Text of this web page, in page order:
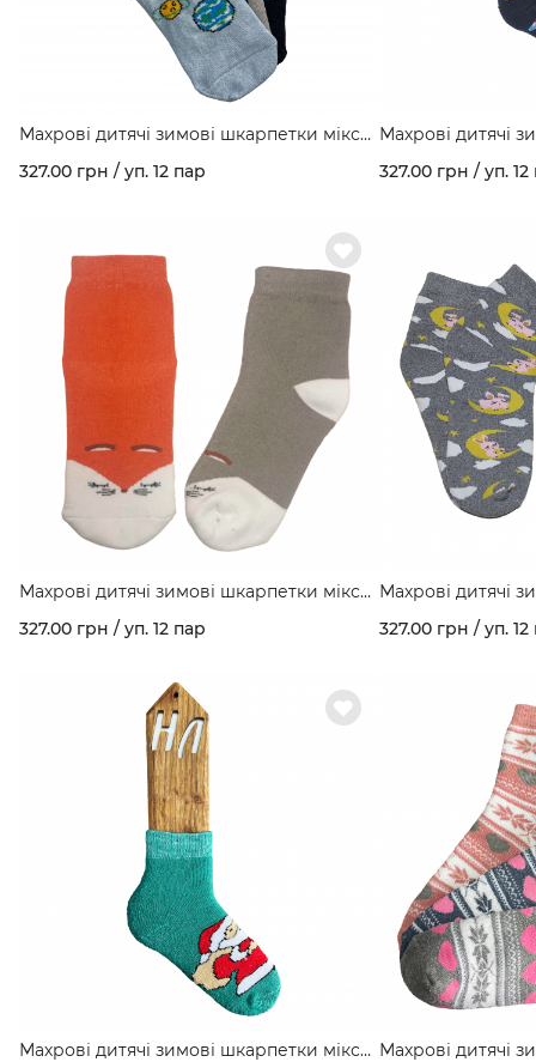
Махрові дитячі зимові шкарпетки мікс
кольорів в упаковці "Космос" арт. 350
327.00 грн / уп. 12 пар
Махрові дитячі
327.00 грн / уп. 12
Махрові дитячі зимові шкарпетки мікс
кольорів в упаковці "Лисички" арт. 350
327.00 грн / уп. 12 пар
Махрові дитячі
327.00 грн / уп. 12
Махрові дитячі зимові шкарпетки мікс
Махрові дитячі